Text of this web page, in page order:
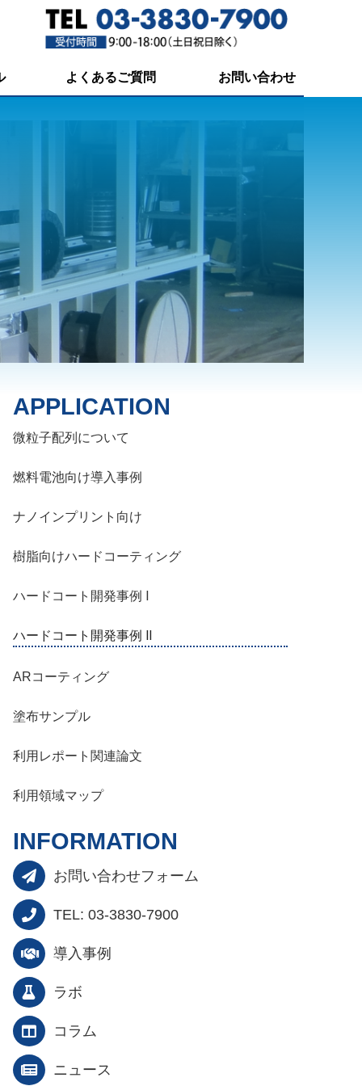
よくあるご質問 お問い合わせ
APPLICATION
微粒子配列について
燃料電池向け導入事例
ナノインプリント向け
樹脂向けハードコーティング
ハードコート開発事例 Ⅰ
ハードコート開発事例 Ⅱ
ARコーティング
塗布サンプル
利用レポート関連論文
利用領域マップ
INFORMATION
お問い合わせフォーム
TEL: 03-3830-7900
導入事例
ラボ
コラム
ニュース